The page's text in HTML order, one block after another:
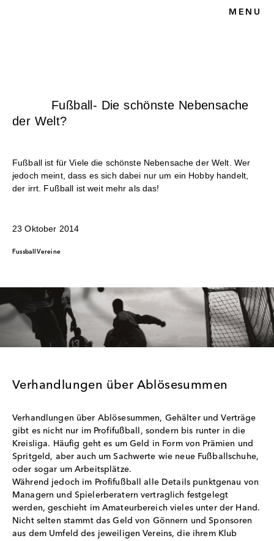
MENU
Fußball- Die schönste Nebensache
der Welt?
Fußball ist für Viele die schönste Nebensache der Welt. Wer
jedoch meint, dass es sich dabei nur um ein Hobby handelt,
der irrt. Fußball ist weit mehr als das!
23 Oktober 2014
Fussball Vereine
Verhandlungen über Ablösesummen
Verhandlungen über Ablösesummen, Gehälter und Verträge
gibt es nicht nur im Profifußball, sondern bis runter in die
Kreisliga. Häufig geht es um Geld in Form von Prämien und
Spritgeld, aber auch um Sachwerte wie neue Fußballschuhe,
oder sogar um Arbeitsplätze.
Während jedoch im Profifußball alle Details punktgenau von
Managern und Spielerberatern vertraglich festgelegt
werden, geschieht im Amateurbereich vieles unter der Hand.
Nicht selten stammt das Geld von Gönnern und Sponsoren
aus dem Umfeld des jeweiligen Vereins, die ihrem Klub